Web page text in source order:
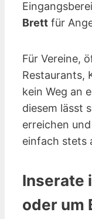
Brett für
Für Vereine,
Restaurants,
kein Weg an
diesem lässt
erreichen
einfach stets
Inserate
oder um